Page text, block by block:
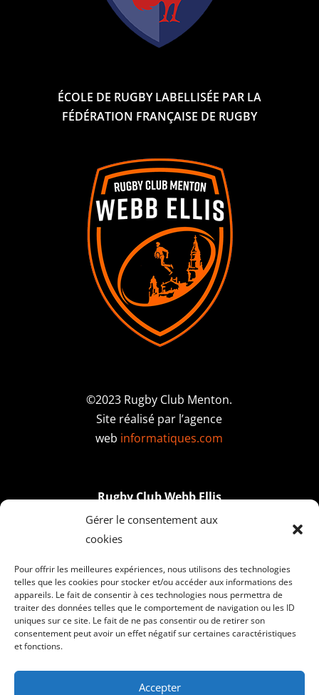
Gérer le consentement aux
cookies
Pour offrir les meilleures expériences, nous utilisons des technologies
telles que les cookies pour stocker et/ou accéder aux informations des
appareils. Le fait de consentir à ces technologies nous permettra de
traiter des données telles que le comportement de navigation ou les ID
uniques sur ce site. Le fait de ne pas consentir ou de retirer son
consentement peut avoir un effet négatif sur certaines caractéristiques
et fonctions.
Accepter
ÉCOLE DE RUGBY LABELLISÉE PAR LA
FÉDÉRATION FRANÇAISE DE RUGBY
©2023 Rugby Club Menton.
Site réalisé par l’agence
web informatiques.com
Rugby Club Webb Ellis
Stade du Val d’Anaud,
Corniche des Serres de la Madone,
06500 Menton
Email : ecole-rugby-webb-ellis@orange.fr